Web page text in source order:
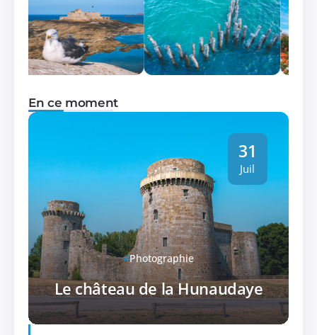
En ce moment
Photographie
Le château de la Hunaudaye
31
Juil